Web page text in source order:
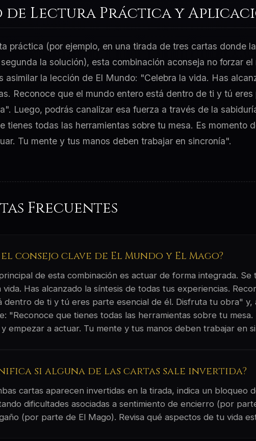
de Lectura Práctica y
práctica (por ejemplo, en una tirada de tres cartas donde
la solución), esta combinación aconseja no forzar
asimilar la lección de El Mundo: "Celebra la vida. Has
Reconoce que el mundo entero está dentro de ti y tú eres
Luego, podrás canalizar esa fuerza a través de la
tienes todas las herramientas sobre tu mesa. Es momento
Tu mente y tus manos deben trabajar en sincronía".
Frecuentes
el consejo clave de El Mundo y El Mago?
de esta combinación es actuar de forma integrada.
Has alcanzado la síntesis de todas tus experiencias.
dentro de ti y tú eres parte esencial de él. Disfruta tu obra" y,
"Reconoce que tienes todas las herramientas sobre tu
empezar a actuar. Tu mente y tus manos deben trabajar en
si alguna de las cartas sale invertida?
cartas aparecen invertidas en la tirada, indica un bloqueo
dificultades asociadas a sentimiento de encierro (por
(por parte de El Mago). Revisa qué aspectos de tu vida